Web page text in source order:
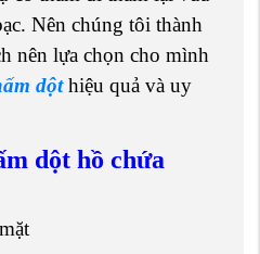
Nên chúng tôi thành
nên lựa chọn cho mình
dộthiệu quả và uy
dột hồ chứa